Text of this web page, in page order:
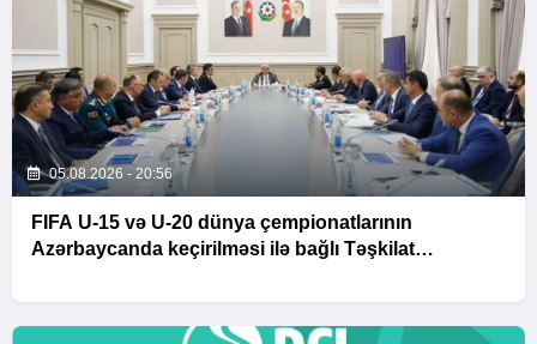
05.08.2026 - 20:56
FIFA U-15 və U-20 dünya çempionatlarının
Azərbaycanda keçirilməsi ilə bağlı Təşkilat